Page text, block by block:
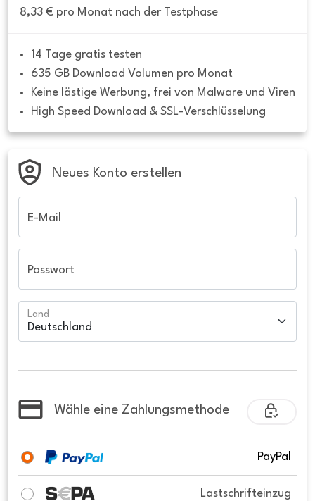
8,33 € pro Monat nach der Testphase
14 Tage gratis testen
635 GB Download Volumen pro Monat
Keine lästige Werbung, frei von Malware und Viren
High Speed Download & SSL-Verschlüsselung
Neues Konto erstellen
E-Mail
Passwort
Land
Wähle eine Zahlungsmethode
PayPal
Lastschrifteinzug